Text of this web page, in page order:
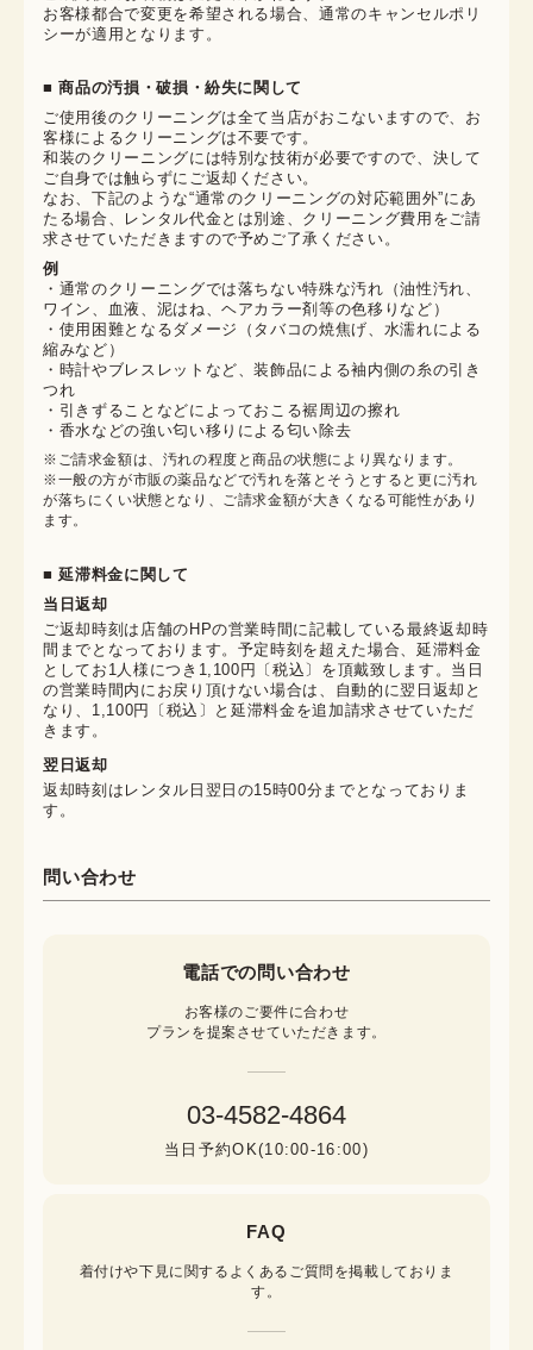
お客様都合で変更を希望される場合、通常のキャンセルポリ
シーが適用となります。
■ 商品の汚損・破損・紛失に関して
ご使用後のクリーニングは全て当店がおこないますので、お
客様によるクリーニングは不要です。
和装のクリーニングには特別な技術が必要ですので、決して
ご自身では触らずにご返却ください。
なお、下記のような“通常のクリーニングの対応範囲外”にあ
たる場合、レンタル代金とは別途、クリーニング費用をご請
求させていただきますので予めご了承ください。
例
・通常のクリーニングでは落ちない特殊な汚れ（油性汚れ、
ワイン、血液、泥はね、ヘアカラー剤等の色移りなど）
・使用困難となるダメージ（タバコの焼焦げ、水濡れによる
縮みなど）
・時計やブレスレットなど、装飾品による袖内側の糸の引き
つれ
・引きずることなどによっておこる裾周辺の擦れ
・香水などの強い匂い移りによる匂い除去
※ご請求金額は、汚れの程度と商品の状態により異なります。
※一般の方が市販の薬品などで汚れを落とそうとすると更に汚れ
が落ちにくい状態となり、ご請求金額が大きくなる可能性があり
ます。
■ 延滞料金に関して
当日返却
ご返却時刻は店舗のHPの営業時間に記載している最終返却時
間までとなっております。予定時刻を超えた場合、延滞料金
としてお1人様につき1,100円〔税込〕を頂戴致します。当日
の営業時間内にお戻り頂けない場合は、自動的に翌日返却と
なり、1,100円〔税込〕と延滞料金を追加請求させていただ
きます。
翌日返却
返却時刻はレンタル日翌日の15時00分までとなっておりま
す。
問い合わせ
電話での問い合わせ
お客様のご要件に合わせ
プランを提案させていただきます。
03-4582-4864
当日予約OK(10:00-16:00)
FAQ
着付けや下見に関するよくあるご質問を掲載しておりま
す。